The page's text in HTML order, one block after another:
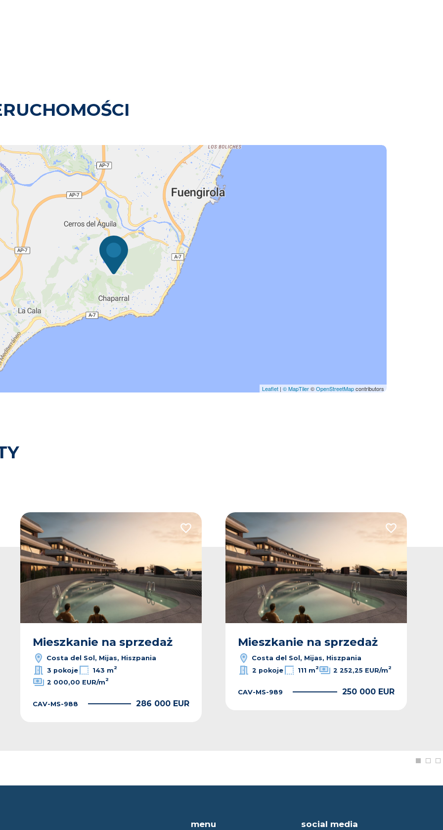
Leaflet | © MapTiler©OpenStreetMapcontributors
ulubionych Dodaj do ulubionych
Mieszkanie na sprzedaż
Costa del Sol, Mijas, Hiszpania
3 pokoje 143 m2
2 000,00 EUR/m2
CAV-MS-988 286 000 EUR
Dodaj do
Mieszkanie na sprzedaż
Costa del Sol, Mijas, Hiszpania
2 pokoje 111 m2 2 252,25 EUR/m2
CAV-MS-989 250 000 EUR
menu social media